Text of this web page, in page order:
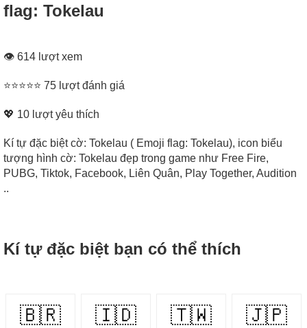
flag: Tokelau
👁 614 lượt xem
⭐⭐⭐⭐⭐ 75 lượt đánh giá
💖 10 lượt yêu thích
Kí tự đặc biệt cờ: Tokelau ( Emoji flag: Tokelau), icon biểu
tượng hình cờ: Tokelau đẹp trong game như Free Fire,
PUBG, Tiktok, Facebook, Liên Quân, Play Together, Audition
..
Kí tự đặc biệt bạn có thể thích
🇧🇷 🇮🇩 🇹🇼 🇯🇵